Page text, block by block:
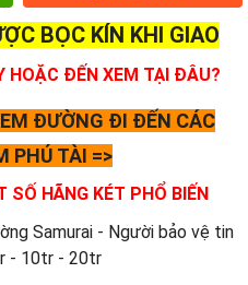
BỌC KÍN KHI GIAO
HOẶC ĐẾN XEM TẠI ĐÂU?
ĐƯỜNG ĐI ĐẾN CÁC
PHÚ TÀI =>
SỐ HÃNG KÉT PHỔ BIẾN
Samurai - Người bảo vệ tin
- 10tr - 20tr